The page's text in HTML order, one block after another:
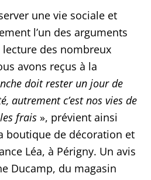
une vie sociale et
l’un des arguments
des nombreux
avons reçus à la
doit rester un jour de
autrement c’est nos vies de
frais », prévient ainsi
boutique de décoration et
Léa, à Périgny. Un avis
Ducamp, du magasin